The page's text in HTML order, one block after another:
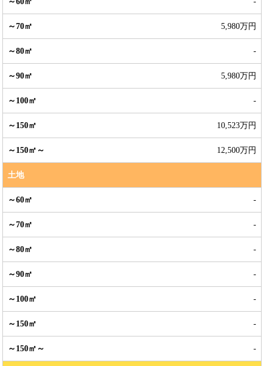
5,980万円
-
5,980万円
-
10,523万円
12,500万円
土地
-
-
-
-
-
-
-